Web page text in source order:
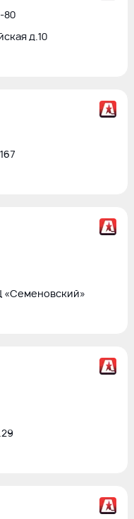
80
д.10
«Cеменовский»